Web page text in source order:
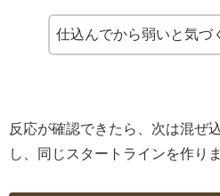
仕込んでから弱いと気づ
反応が確認できたら、次は混ぜ
し、同じスタートラインを作りま